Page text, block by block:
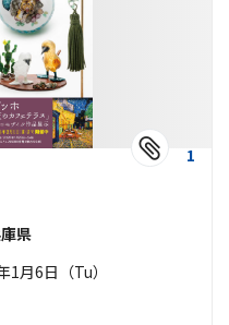
1
県
月6日（Tu）